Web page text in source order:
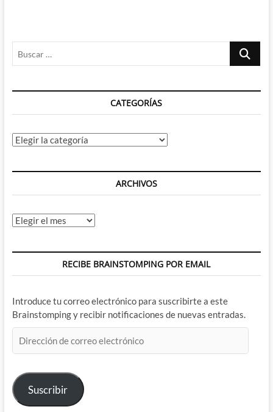
por
y
Freeman
Buscar
CATEGORÍAS
Categorías
ARCHIVOS
Archivos
RECIBE BRAINSTOMPING POR EMAIL
Introduce tu correo electrónico para suscribirte a este
Brainstomping y recibir notificaciones de nuevas entradas.
de
electrónico
Suscribir